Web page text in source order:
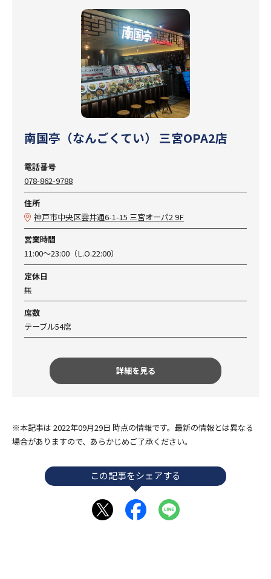
南国亭（なんごくてい） 三宮OPA2店
電話番号
078-862-9788
住所
神戸市中央区雲井通6-1-15 三宮オーパ2 9F
営業時間
11:00～23:00（L.O.22:00）
定休日
無
席数
テーブル54席
詳細を見る
※本記事は 2022年09月29日 時点の情報です。最新の情報とは異なる
場合がありますので、あらかじめご了承ください。
この記事をシェアする